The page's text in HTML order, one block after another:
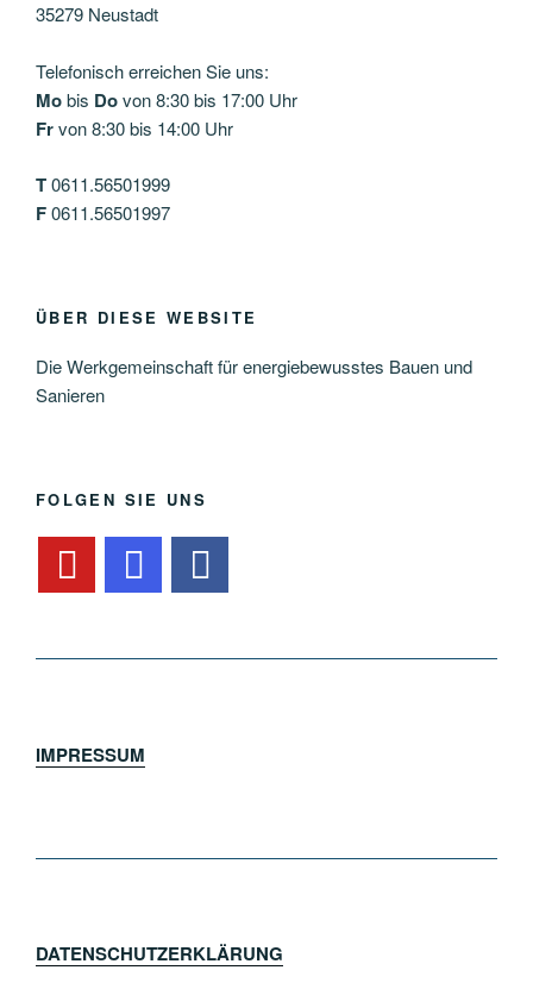
35279 Neustadt
Telefonisch erreichen Sie uns:
Mobis Dovon 8:30 bis 17:00 Uhr
Frvon 8:30 bis 14:00 Uhr
T0611.56501999
F0611.56501997
ÜBER DIESE WEBSITE
Die Werkgemeinschaft für energiebewusstes Bauen und
Sanieren
FOLGEN SIE UNS
IMPRESSUM
DATENSCHUTZERKLÄRUNG